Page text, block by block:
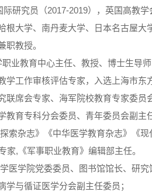
研究员（2017-2019），英国高教
根大学、南丹麦大学、日本名古屋大
职教授。
业教育中心主任、教授、博士生导
学工作审核评估专家，入选上海市东
联席会专家、海军院校教育专家委员
教育专科分会委员、青年委员会副主
索杂志》《中华医学教育杂志》《
家,《军事职业教育》编辑部主任。
医学院党委委员、图书馆馆长、研究
学与循证医学分会副主任委员；